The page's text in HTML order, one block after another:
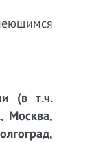
(в т.ч.
Москва,